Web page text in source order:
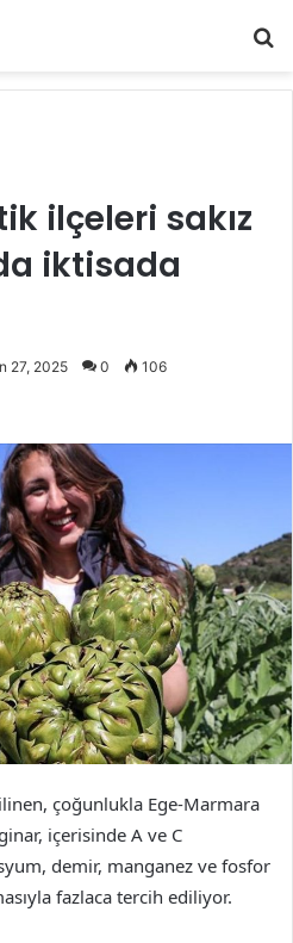
ilçeleri sakız
iktisada
27, 2025 0 106
çoğunlukla Ege-Marmara
içerisinde A ve C
demir, manganez ve fosfor
fazlaca tercih ediliyor.